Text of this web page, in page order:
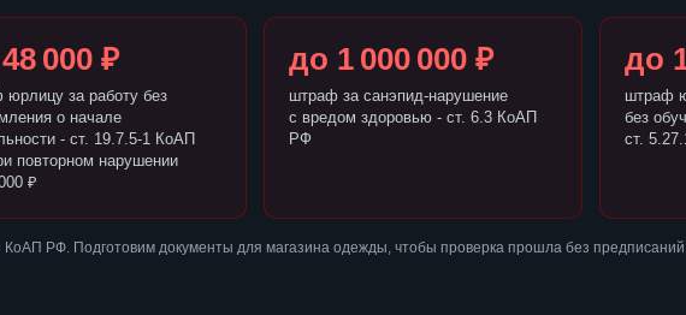
000 ₽
юрлицу за работу без
о начале
- ст. 19.7.5-1 КоАП
повторном нарушении
₽
до 1 000 000 ₽
штраф за санэпид-нарушение
с вредом здоровью - ст. 6.3 КоАП
РФ
до
штраф
без
ст.
РФ. Подготовим документы для магазина одежды, чтобы проверка прошла без